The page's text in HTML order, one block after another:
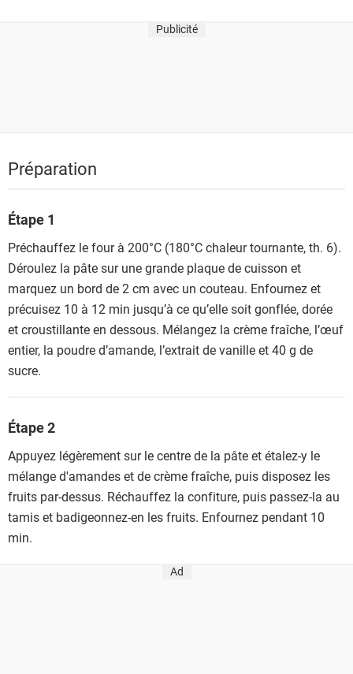
Publicité
Préparation
Étape 1
Préchauffez le four à 200°C (180°C chaleur tournante, th. 6).
Déroulez la pâte sur une grande plaque de cuisson et
marquez un bord de 2 cm avec un couteau. Enfournez et
précuisez 10 à 12 min jusqu’à ce qu’elle soit gonflée, dorée
et croustillante en dessous. Mélangez la crème fraîche, l’œuf
entier, la poudre d’amande, l’extrait de vanille et 40 g de
sucre.
Étape 2
Appuyez légèrement sur le centre de la pâte et étalez-y le
mélange d'amandes et de crème fraîche, puis disposez les
fruits par-dessus. Réchauffez la confiture, puis passez-la au
tamis et badigeonnez-en les fruits. Enfournez pendant 10
min.
Ad